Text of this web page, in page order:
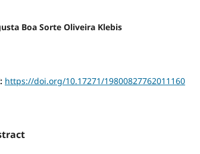
Boa Sorte Oliveira Klebis
https://doi.org/10.17271/19800827762011160